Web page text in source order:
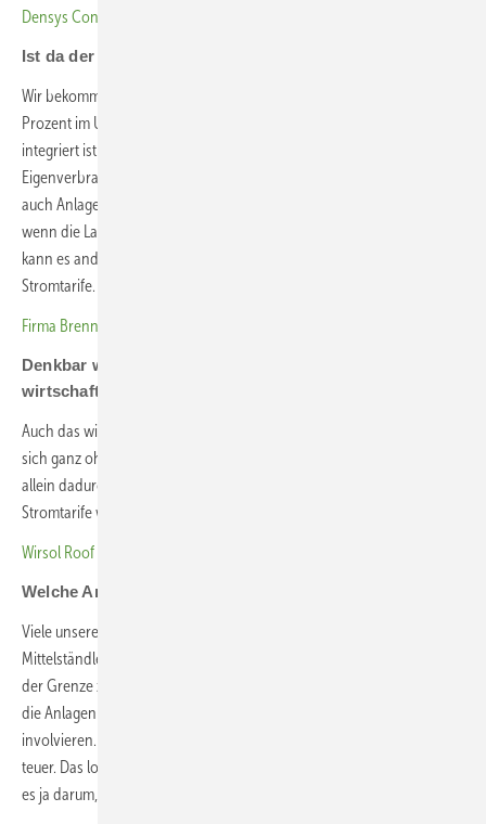
Densys Connect integriert Finanzierung ins Angebot
Ist da der Speicher nicht ein Muss?
Wir bekommen viele Anfragen, wo der Sonnenstrom zu 80 oder 90
Prozent im Unternehmen verwendet wird, auch wenn kein Speicher
integriert ist. Da lohnt sich ein Speicher oft nicht, da sie den
Eigenverbrauch nicht mehr maßgeblich erhöhen. Allerdings gibt es
auch Anlagen, die wir nun mit Gewerbespeichern planen, gerade
wenn die Lastspitzen eher am Morgen oder Abend liegen. Freilich
kann es andere Gründe geben, etwa Solarspitzen oder dynamische
Stromtarife. Das wird zunehmen, dessen bin ich mir sicher.
Firma Brenntag senkt Stromkosten deutlich
Denkbar wären Gewerbespeicher, die ohne Photovoltaik
wirtschaftlich sind …
Auch das wird wichtiger. Mit einem leistungsfähigen Speicher lassen
sich ganz ohne Photovoltaik beispielsweise Lastspitzen verschieben,
allein dadurch kann man ihn finanzieren. Durch dynamische
Stromtarife werden die Gewerbespeicher immer wichtiger.
Wirsol Roof Solutions: Preiswerter Strom für die Kommune
Welche Anlagengrößen finanzieren Sie meistens?
Viele unserer Anlagen leisten 99,9 Kilowatt, sie sind für kleinere
Mittelständler interessant. Die Grenze von 100 Kilowatt ergibt sich aus
der Grenze zur Direktvermarktung, denn ab dieser Leistung muss man
die Anlagen entsprechend ausstatten und einen Vermarkter
involvieren. Allein dieser Direktvermarktungsvertrag ist schon recht
teuer. Das lohnt sich für die Unternehmen meistens nicht. Ihnen geht
es ja darum, den Strom möglichst selbst zu verbrauchen.